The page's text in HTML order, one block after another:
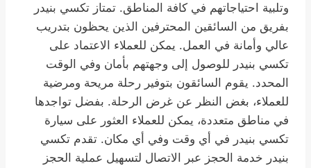
وتلبية احتياجاتهم في كافة المناطق. تمتاز تكسي بنيدر
بفريق من السائقين المحترفين الذين يحظون بتدريب
عالي وأمانة في العمل. يمكن للعملاء الاعتماد على
تكسي بنيدر للوصول إلى وجهتهم بأمان وفي الوقت
المحدد. يقوم السائقون بتوفير رحلة مريحة ومرضية
للعملاء، بغض النظر عن غرض الرحلة. بفضل تواجدها
في مناطق متعددة، يمكن للعملاء العثور على سيارة
تكسي بنيدر في أي وقت وفي أي مكان. تقدم تكسي
بنيدر خدمة الحجز عبر الاتصال لتسهيل عملية الحجز